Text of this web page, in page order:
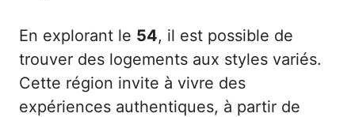
En explorant le 54, il est possible de
trouver des logements aux styles variés.
Cette région invite à vivre des
expériences authentiques, à partir de